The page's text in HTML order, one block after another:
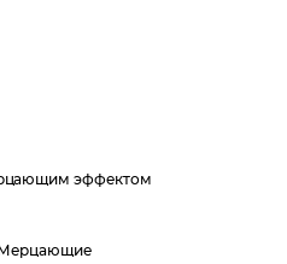
эффектом
Мерцающие